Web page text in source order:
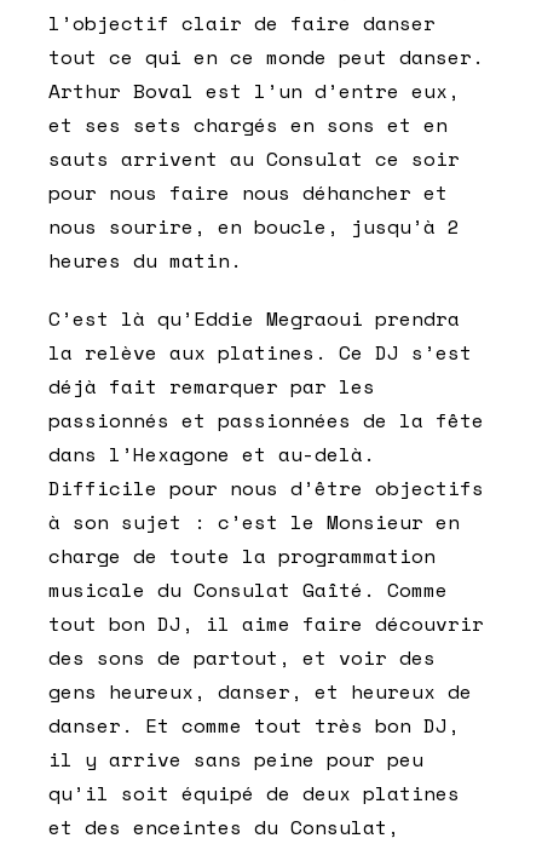
l’objectif clair de faire danser
tout ce qui en ce monde peut danser.
Arthur Boval est l’un d’entre eux,
et ses sets chargés en sons et en
sauts arrivent au Consulat ce soir
pour nous faire nous déhancher et
nous sourire, en boucle, jusqu’à 2
heures du matin.
C’est là qu’Eddie Megraoui prendra
la relève aux platines. Ce DJ s’est
déjà fait remarquer par les
passionnés et passionnées de la fête
dans l’Hexagone et au-delà.
Difficile pour nous d’être objectifs
à son sujet : c’est le Monsieur en
charge de toute la programmation
musicale du Consulat Gaîté. Comme
tout bon DJ, il aime faire découvrir
des sons de partout, et voir des
gens heureux, danser, et heureux de
danser. Et comme tout très bon DJ,
il y arrive sans peine pour peu
qu’il soit équipé de deux platines
et des enceintes du Consulat,